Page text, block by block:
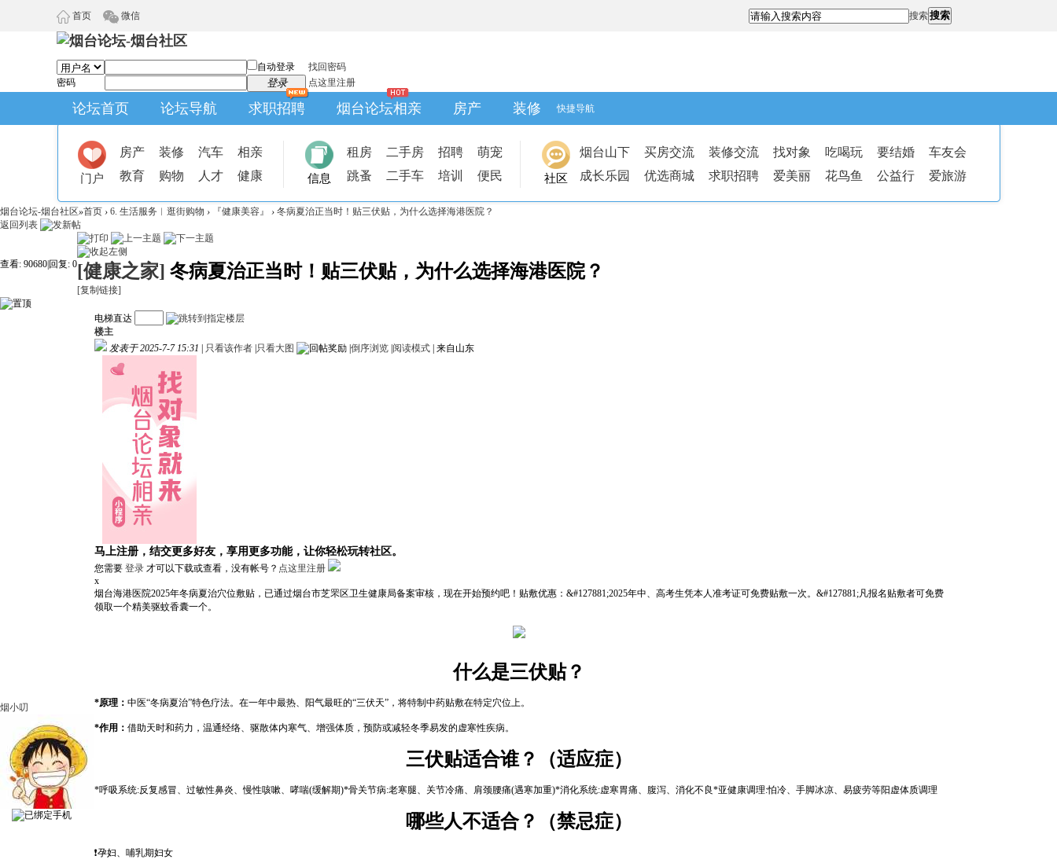
首页 微信 搜索搜索
自动登录
找回密码
密码
登录 点这里注册
论坛首页 论坛导航 求职招聘 烟台论坛相亲 房产 装修 快捷导航
门户
房产 装修 汽车
相亲
教育
购物 人才 健康 信息
租房 二手房 招聘
萌宠
跳蚤
二手车 培训 便民 社区
烟台山下 买房交流 装修交流 找对象 吃喝玩 要结婚
车友会
成长乐园
优选商城 求职招聘 爱美丽 花鸟鱼 公益行 爱旅游
烟台论坛-烟台社区»首页 › 6. 生活服务︱逛街购物 › 『健康美容』 › 冬病夏治正当时！贴三伏贴，为什么选择海港医院？
返回列表
查看: 90680 回复: 0[健康之家] 冬病夏治正当时！贴三伏贴，为什么选择海港医院？
[复制链接]
烟小叨
电梯直达
楼主
发表于 2025-7-7 15:31
只看该作者 只看大图 倒序浏览 阅读模式 来自山东
马上注册，结交更多好友，享用更多功能，让你轻松玩转社区。
您需要 登录 才可以下载或查看，没有帐号？ 点这里注册
x
烟台海港医院2025年冬病夏治穴位敷贴，已通过烟台市芝罘区卫生健康局备案审核，现在开始预约吧！贴敷优惠：&#127881;2025年中、高考生凭本人准考证可免费贴敷一次。&#127881;凡报名贴敷者可免费
领取一个精美驱蚊香囊一个。
什么是三伏贴？
*原理： 中医“冬病夏治”特色疗法。在一年中最热、阳气最旺的“三伏天”，将特制中药贴敷在特定穴位上。
*作用： 借助天时和药力，温通经络、驱散体内寒气、增强体质，预防或减轻冬季易发的虚寒性疾病。
三伏贴适合谁？（适应症）
*呼吸系统:反复感冒、过敏性鼻炎、慢性咳嗽、哮喘(缓解期)*骨关节病:老寒腿、关节冷痛、肩颈腰痛(遇寒加重)*消化系统:虚寒胃痛、腹泻、消化不良*亚健康调理:怕冷、手脚冰凉、易疲劳等阳虚体质调理
哪些人不适合？（禁忌症）
❗️孕妇、哺乳期妇女